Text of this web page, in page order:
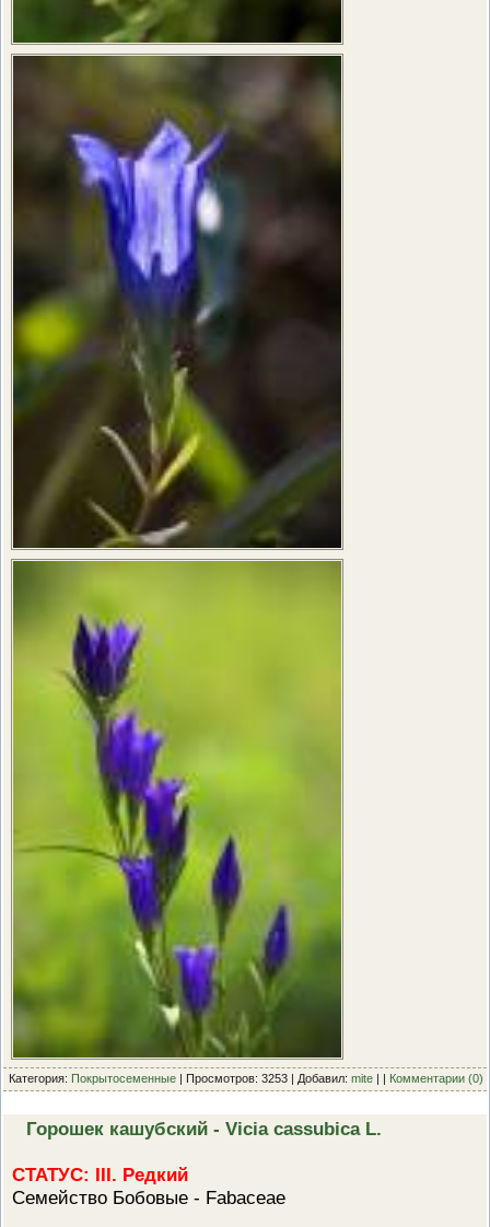
Категория: Покрытосеменные | Просмотров: 3253 | Добавил: mite | | Комментарии (0)
Горошек кашубский - Vicia cassubica L.
СТАТУС: III. Редкий
Семейство Бобовые - Fabaceae